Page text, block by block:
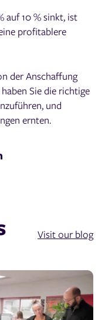
auf 10 % sinkt, ist
profitablere
der Anschaffung
Sie die richtige
und
ernten.
Visit our blog